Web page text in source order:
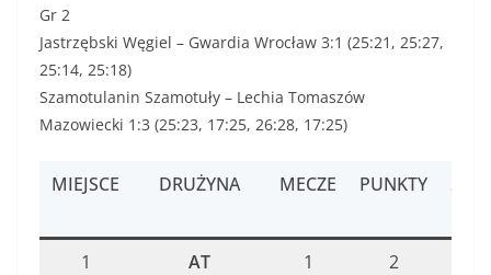
Gr 2
Jastrzębski Węgiel – Gwardia Wrocław 3:1 (25:21, 25:27,
25:14, 25:18)
Szamotulanin Szamotuły – Lechia Tomaszów
Mazowiecki 1:3 (25:23, 17:25, 26:28, 17:25)
MIEJSCE DRUŻYNA MECZE PUNKTY SETY
1
AT
1 2